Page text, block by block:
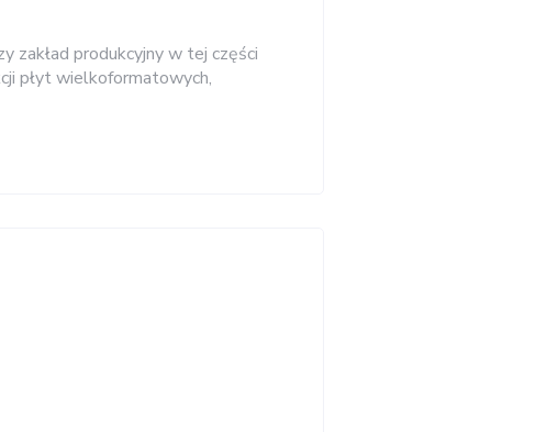
zakład produkcyjny w tej części
płyt wielkoformatowych,